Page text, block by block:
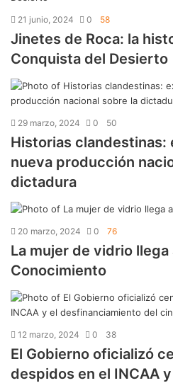
21 junio, 2024 0 58
Jinetes de Roca: la
Conquista del Desierto
29 marzo, 2024 0 50
Historias clandestinas:
nueva producción
dictadura
20 marzo, 2024 0 76
La mujer de vidrio llega
Conocimiento
12 marzo, 2024 0 38
El Gobierno oficializó
despidos en el INCAA